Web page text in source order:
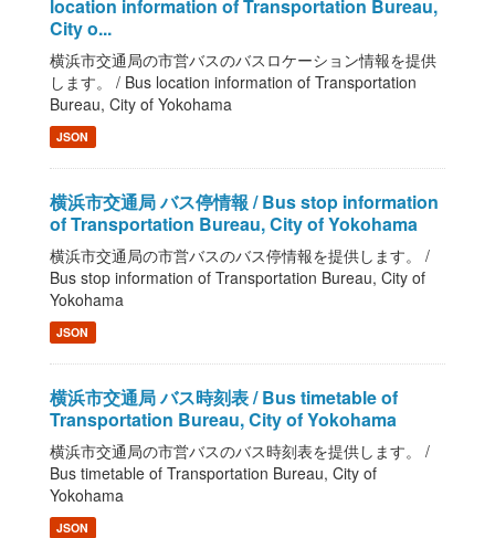
location information of Transportation Bureau,
City o...
横浜市交通局の市営バスのバスロケーション情報を提供
します。 / Bus location information of Transportation
Bureau, City of Yokohama
JSON
横浜市交通局 バス停情報 / Bus stop information
of Transportation Bureau, City of Yokohama
横浜市交通局の市営バスのバス停情報を提供します。 /
Bus stop information of Transportation Bureau, City of
Yokohama
JSON
横浜市交通局 バス時刻表 / Bus timetable of
Transportation Bureau, City of Yokohama
横浜市交通局の市営バスのバス時刻表を提供します。 /
Bus timetable of Transportation Bureau, City of
Yokohama
JSON